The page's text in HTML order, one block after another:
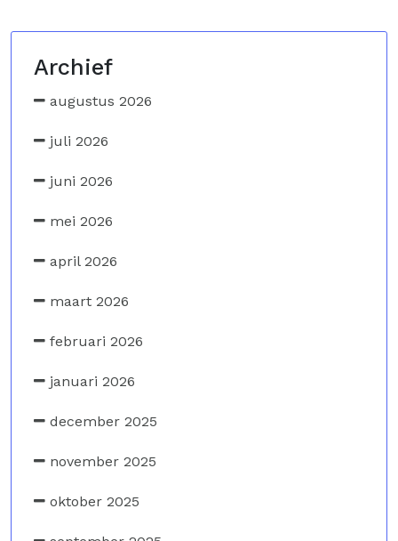
Archief
augustus 2026
juli 2026
juni 2026
mei 2026
april 2026
maart 2026
februari 2026
januari 2026
december 2025
november 2025
oktober 2025